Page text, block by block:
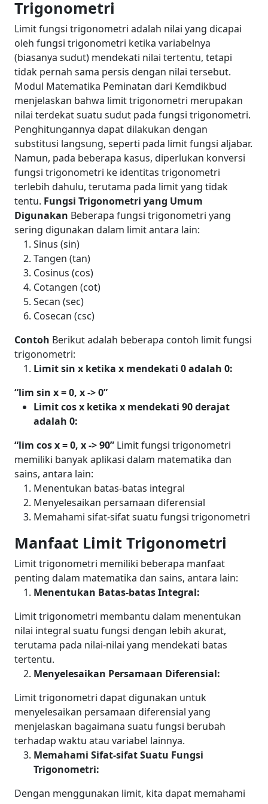
Trigonometri
Limit fungsi trigonometri adalah nilai yang dicapai
oleh fungsi trigonometri ketika variabelnya
(biasanya sudut) mendekati nilai tertentu, tetapi
tidak pernah sama persis dengan nilai tersebut.
Modul Matematika Peminatan dari Kemdikbud
menjelaskan bahwa limit trigonometri merupakan
nilai terdekat suatu sudut pada fungsi trigonometri.
Penghitungannya dapat dilakukan dengan
substitusi langsung, seperti pada limit fungsi aljabar.
Namun, pada beberapa kasus, diperlukan konversi
fungsi trigonometri ke identitas trigonometri
terlebih dahulu, terutama pada limit yang tidak
tentu. Fungsi Trigonometri yang Umum
Digunakan Beberapa fungsi trigonometri yang
sering digunakan dalam limit antara lain:
Sinus (sin)
Tangen (tan)
Cosinus (cos)
Cotangen (cot)
Secan (sec)
Cosecan (csc)
Contoh Berikut adalah beberapa contoh limit fungsi
trigonometri:
Limit sin x ketika x mendekati 0 adalah 0:
“lim sin x = 0, x -> 0”
Limit cos x ketika x mendekati 90 derajat
adalah 0:
“lim cos x = 0, x -> 90” Limit fungsi trigonometri
memiliki banyak aplikasi dalam matematika dan
sains, antara lain:
Menentukan batas-batas integral
Menyelesaikan persamaan diferensial
Memahami sifat-sifat suatu fungsi trigonometri
Manfaat Limit Trigonometri
Limit trigonometri memiliki beberapa manfaat
penting dalam matematika dan sains, antara lain:
Menentukan Batas-batas Integral:
Limit trigonometri membantu dalam menentukan
nilai integral suatu fungsi dengan lebih akurat,
terutama pada nilai-nilai yang mendekati batas
tertentu.
Menyelesaikan Persamaan Diferensial:
Limit trigonometri dapat digunakan untuk
menyelesaikan persamaan diferensial yang
menjelaskan bagaimana suatu fungsi berubah
terhadap waktu atau variabel lainnya.
Memahami Sifat-sifat Suatu Fungsi
Trigonometri:
Dengan menggunakan limit, kita dapat memahami